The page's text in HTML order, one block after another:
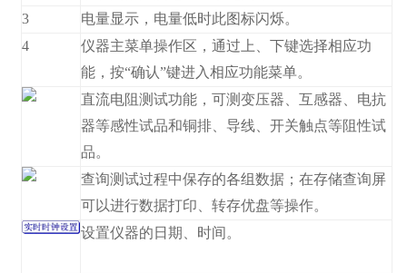
3
电量显示，电量低时此图标闪烁。
4
仪器主菜单操作区，通过上、下键选择相应功
能，按“确认”键进入相应功能菜单。
直流电阻测试功能，可测变压器、互感器、电抗
器等感性试品和铜排、导线、开关触点等阻性试
品。
查询测试过程中保存的各组数据；在存储查询屏
可以进行数据打印、转存优盘等操作。
设置仪器的日期、时间。